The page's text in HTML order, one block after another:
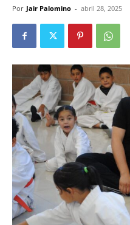
Por Jair Palomino - abril 28, 2025